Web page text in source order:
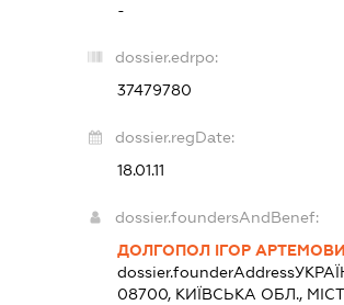
-
dossier.edrpo:
37479780
dossier.regDate:
18.01.11
dossier.foundersAndBenef:
ДОЛГОПОЛ ІГОР
dossier.founderAddress
08700, КИЇВСЬКА ОБЛ.,